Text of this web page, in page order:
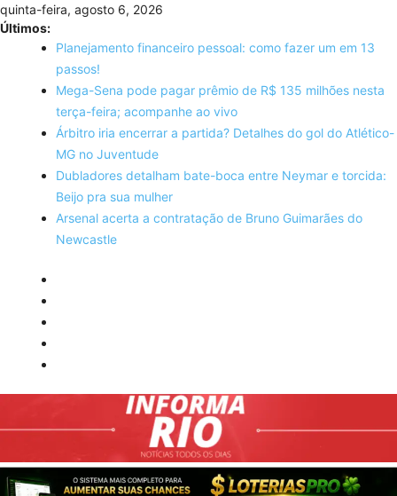
Skip
to
content
quinta-feira, agosto 6, 2026
Últimos:
Planejamento financeiro pessoal: como fazer um em 13
passos!
Mega-Sena pode pagar prêmio de R$ 135 milhões nesta
terça-feira; acompanhe ao vivo
Árbitro iria encerrar a partida? Detalhes do gol do Atlético-
MG no Juventude
Dubladores detalham bate-boca entre Neymar e torcida:
Beijo pra sua mulher
Arsenal acerta a contratação de Bruno Guimarães do
Newcastle